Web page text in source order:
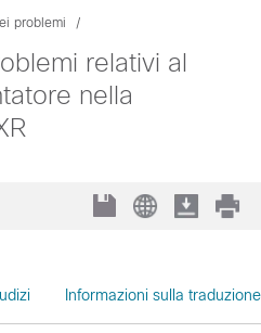
problemi
relativi al
nella
Informazioni sulla traduzione